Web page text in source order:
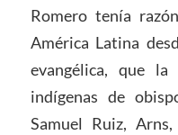
Romero tenía
América Latina
evangélica, que
indígenas de
Samuel Ruiz,